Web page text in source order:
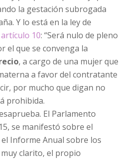
la gestación subrogada
Y lo está en la ley de
artículo 10: “Será nulo de pleno
el que se convenga la
, a cargo de una mujer que
a favor del contratante
por mucho que digan no
prohibida.
El Parlamento
se manifestó sobre el
Informe Anual sobre los
clarito, el propio